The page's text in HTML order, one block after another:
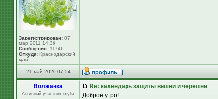
Зарегистрирован: 07
мар 2011 14:36
Сообщения: 11746
Откуда: Краснодарский
край
21 май 2020 07:54
Волжанка
Активный участник клуба
Re: календарь защиты вишни и черешни
Доброе утро!